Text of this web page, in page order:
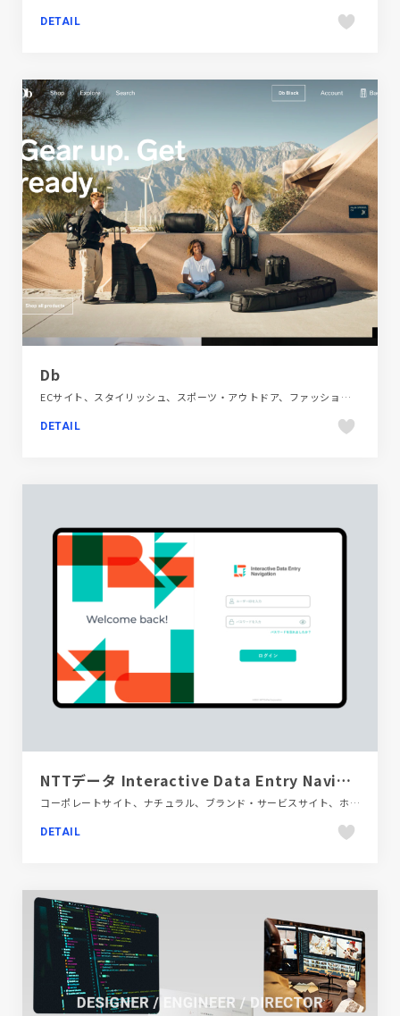
DETAIL
Db
ECサイト、スタイリッシュ、スポーツ・アウトドア、ファッション・ビューティー、フラットデザイン、ブランド・サービスサイト、ベージュ・ゴールド系、モーション多め、大きめ写真、旅行・ホテル・観光、海外サイト
DETAIL
NTTデータ Interactive Data Entry Navigation
コーポレートサイト、ナチュラル、ブランド・サービスサイト、ホワイト系、医療・ヘルスケア
DETAIL